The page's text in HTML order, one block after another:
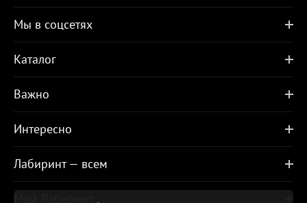
Мы в соцсетях
Каталог
Важно
Интересно
Лабиринт — всем